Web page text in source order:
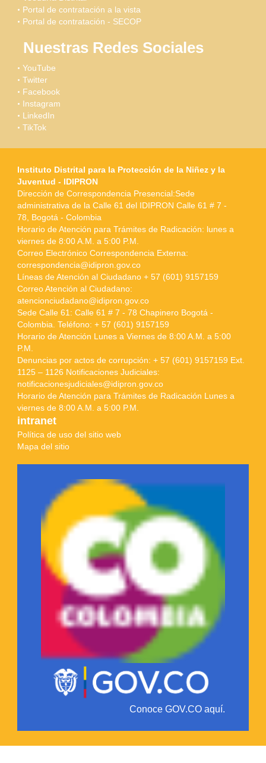
Portal de contratación a la vista
Portal de contratación - SECOP
Nuestras Redes Sociales
YouTube
Twitter
Facebook
Instagram
LinkedIn
TikTok
Instituto Distrital para la Protección de la Niñez y la
Juventud - IDIPRON
Dirección de Correspondencia Presencial:Sede
administrativa de la Calle 61 del IDIPRON Calle 61 # 7 -
78, Bogotá - Colombia
Horario de Atención para Trámites de Radicación: lunes a
viernes de 8:00 A.M. a 5:00 P.M.
Correo Electrónico Correspondencia Externa:
correspondencia@idipron.gov.co
Líneas de Atención al Ciudadano + 57 (601) 9157159
Correo Atención al Ciudadano:
atencionciudadano@idipron.gov.co
Sede Calle 61: Calle 61 # 7 - 78 Chapinero Bogotá -
Colombia. Teléfono: + 57 (601) 9157159
Horario de Atención Lunes a Viernes de 8:00 A.M. a 5:00
P.M.
Denuncias por actos de corrupción: + 57 (601) 9157159 Ext.
1125 – 1126 Notificaciones Judiciales:
notificacionesjudiciales@idipron.gov.co
Horario de Atención para Trámites de Radicación Lunes a
viernes de 8:00 A.M. a 5:00 P.M.
intranet
Política de uso del sitio web
Mapa del sitio
Conoce GOV.CO aquí.